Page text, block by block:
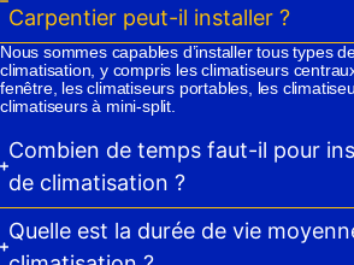
Carpentier peut-il installer ?
Nous sommes capables d’installer tous types
climatisation, y compris les climatiseurs
fenêtre, les climatiseurs portables, les
climatiseurs à mini-split.
Combien de temps faut-il pour
de climatisation ?
Quelle est la durée de vie